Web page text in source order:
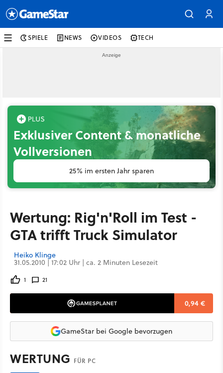
SPIELE NEWS VIDEOS TECH
Exklusiver Content & monatliche
Vollversionen
25% im ersten Jahr sparen
Wertung: Rig'n'Roll im Test -
GTA trifft Truck Simulator
Heiko Klinge
31.05.2010 | 17:02 Uhr | ca. 2 Minuten Lesezeit
1 21
0,94 €
GameStar bei Google bevorzugen
WERTUNG FÜR PC